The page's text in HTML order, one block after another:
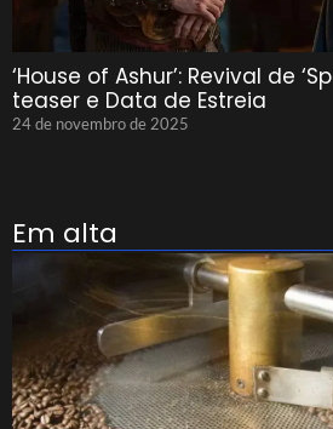
‘House of Ashur’: Revival de
teaser e Data de Estreia
24 de novembro de 2025
Em alta